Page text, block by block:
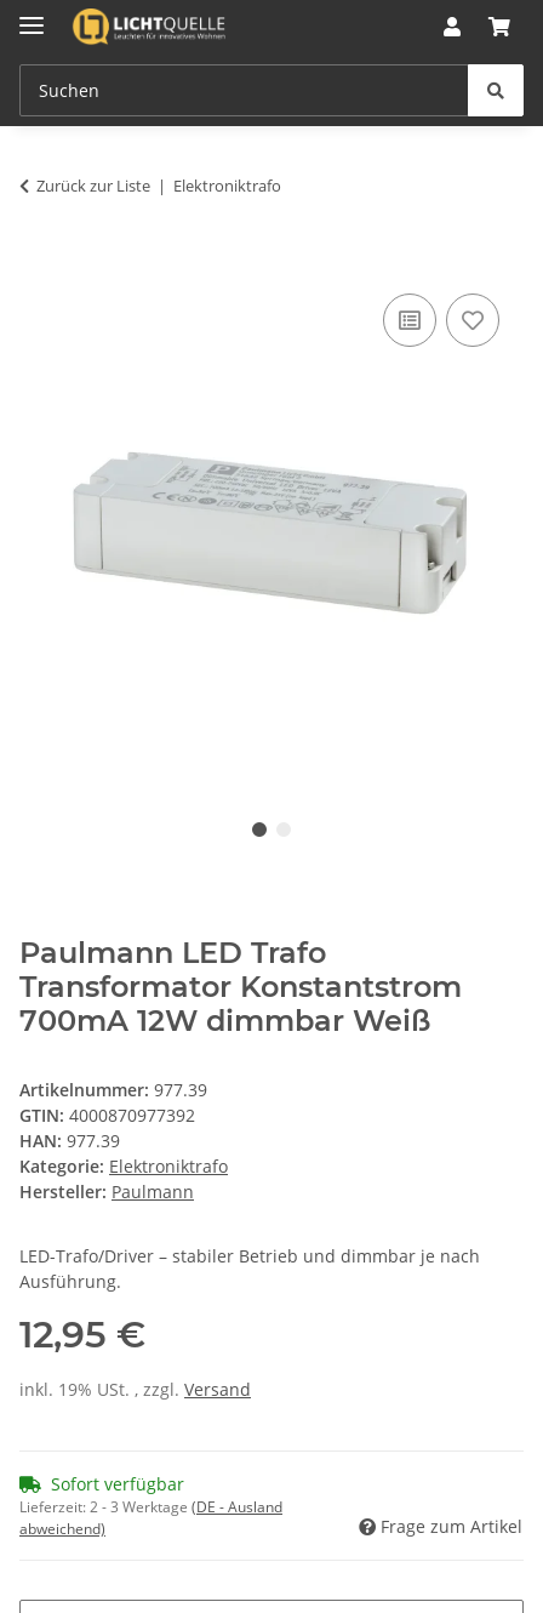
Zurück zur Liste Elektroniktrafo
Paulmann LED Trafo
Transformator Konstantstrom
700mA 12W dimmbar Weiß
Artikelnummer: 977.39
GTIN: 4000870977392
HAN: 977.39
Kategorie: Elektroniktrafo
Hersteller: Paulmann
LED-Trafo/Driver – stabiler Betrieb und dimmbar je nach
Ausführung.
12,95 €
inkl. 19% USt. , zzgl. Versand
Sofort verfügbar
Lieferzeit:2 - 3 Werktage (DE - Ausland
abweichend)
Frage zum Artikel